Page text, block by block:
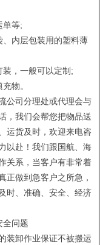
单等;
内层包装用的塑料薄
，一般可以定制;
物。
公司分理处或代理会与
，我们会帮您把物品送
运货及时，欢迎来电咨
以赴！我们跟国航、海
关系，当客户有非常着
正做到急客户之所急，
时、准确、安全、经济
全问题
装卸作业保证不被搬运